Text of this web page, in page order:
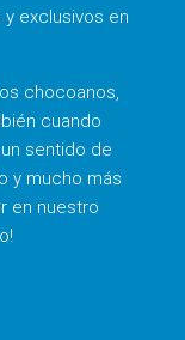
exclusivos en
chocoanos,
cuando
sentido de
y mucho más
en nuestro